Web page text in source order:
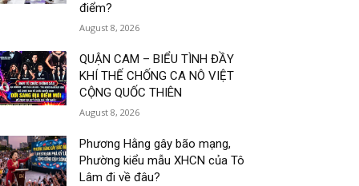
điểm?
August 8, 2026
QUẬN CAM – BIỂU TÌNH ĐẦY
KHÍ THẾ CHỐNG CA NÔ VIỆT
CỘNG QUỐC THIÊN
August 8, 2026
Phương Hằng gây bão mạng,
Phường kiểu mẫu XHCN của Tô
Lâm đi về đâu?